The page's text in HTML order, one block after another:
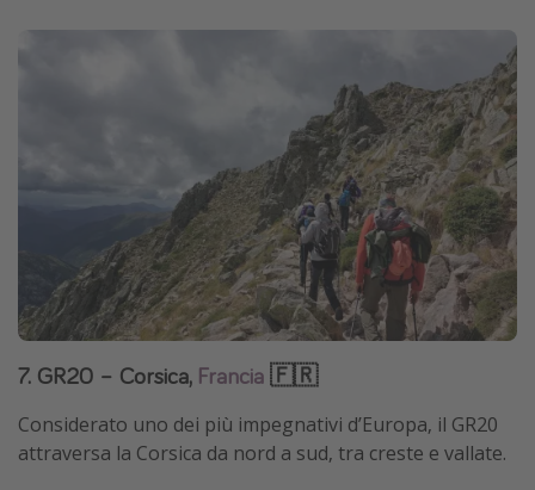
7. GR20 – Corsica, Francia 🇫🇷
Considerato uno dei più impegnativi d’Europa, il GR20
attraversa la Corsica da nord a sud, tra creste e vallate.